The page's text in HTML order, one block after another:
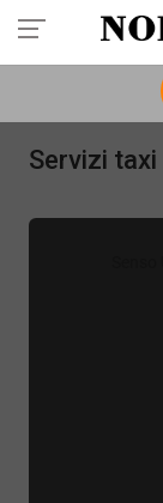
Prenota in
Servizi